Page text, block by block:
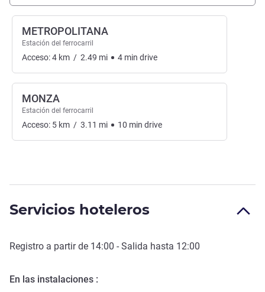
METROPOLITANA
Estación del ferrocarril
Acceso:4 km / 2.49 mi 4 min drive
MONZA
Estación del ferrocarril
Acceso: 5 km / 3.11 mi 10 min drive
Servicios hoteleros
Registro a partir de 14:00 - Salida hasta 12:00
En las instalaciones